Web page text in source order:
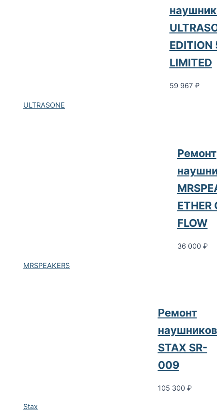
ULTRASONE
EDITION
LIMITED
59 967 ₽
MRSPEAKERS
Ремонт
ETHER
FLOW
36 000 ₽
Stax
Ремонт
наушников
STAX SR-
009
105 300 ₽